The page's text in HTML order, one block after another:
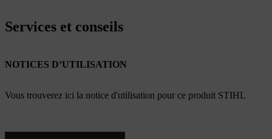
Services et conseils
NOTICES D’UTILISATION
Vous trouverez ici la notice d'utilisation pour ce produit STIHL